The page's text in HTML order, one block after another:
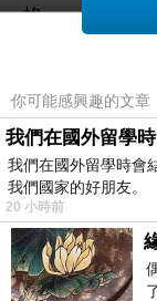
格。
你可能感興趣的文章
我們在國外留學時會
我們國家的好朋友。
20 小時前